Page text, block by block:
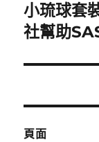
下
一
文
小琉球套
社幫助
頁面